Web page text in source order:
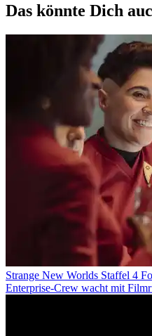
Das könnte Dich
Strange New Worlds Staffel 4
Enterprise-Crew wacht mit